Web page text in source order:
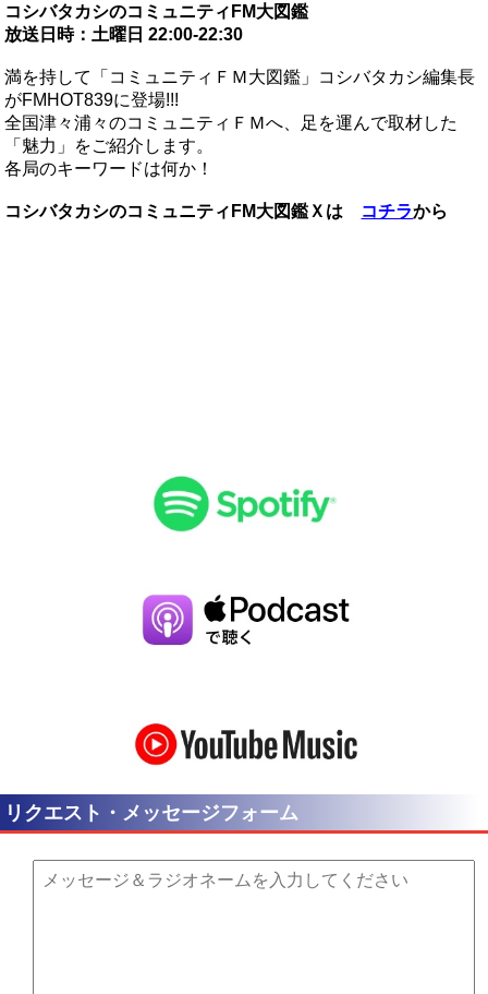
コシバタカシのコミュニティFM大図鑑
放送日時：土曜日 22:00-22:30
満を持して「コミュニティＦＭ大図鑑」コシバタカシ編集長
がFMHOT839に登場!!!
全国津々浦々のコミュニティＦＭへ、足を運んで取材した
「魅力」をご紹介します。
各局のキーワードは何か！
コシバタカシのコミュニティFM大図鑑Ｘは コチラから
リクエスト・メッセージフォーム